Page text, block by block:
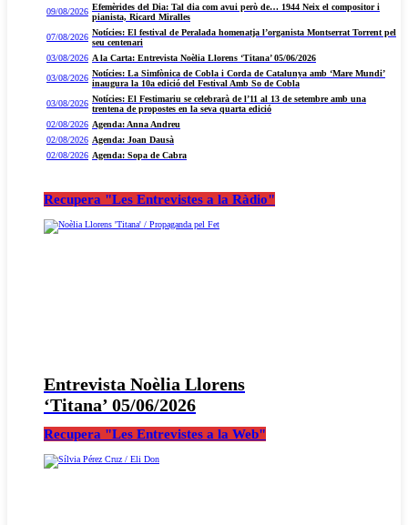
09/08/2026 Efemèrides del Dia: Tal dia com avui però de… 1944 Neix el compositor i
pianista, Ricard Miralles
07/08/2026 Notícies: El festival de Peralada homenatja l’organista Montserrat Torrent pel
seu centenari
03/08/2026 A la Carta: Entrevista Noèlia Llorens ‘Titana’ 05/06/2026
03/08/2026 Notícies: La Simfònica de Cobla i Corda de Catalunya amb ‘Mare Mundi’
inaugura la 10a edició del Festival Amb So de Cobla
03/08/2026 Notícies: El Festimariu se celebrarà de l’11 al 13 de setembre amb una
trentena de propostes en la seva quarta edició
02/08/2026 Agenda: Anna Andreu
02/08/2026 Agenda: Joan Dausà
02/08/2026 Agenda: Sopa de Cabra
Recupera "Les Entrevistes a la Ràdio"
Entrevista Noèlia Llorens
‘Titana’ 05/06/2026
Recupera "Les Entrevistes a la Web"